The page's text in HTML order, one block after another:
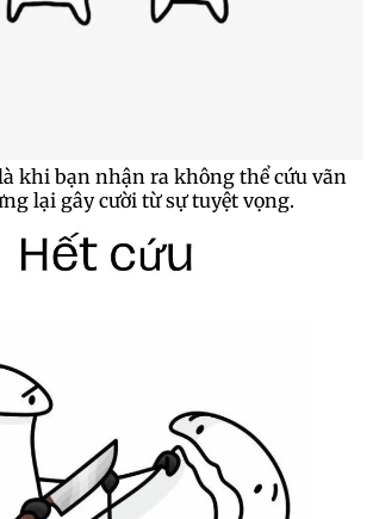
khi bạn nhận ra không thể cứu vãn
lại gây cười từ sự tuyệt vọng.